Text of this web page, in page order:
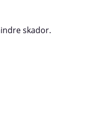
skador.